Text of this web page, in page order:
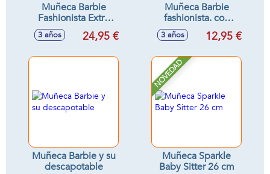
Muñeca Barbie
Fashionista Extra
con mascota y
accesorios -
3 años 24,95 €
Muñeca Barbie
fashionista. con
looks desde los
más informales y
más hippy fashion -
Modelos surtidos
3 años 12,95 €
Muñeca Barbie y su
descapotable
NOVEDAD
Muñeca Sparkle
Baby Sitter 26 cm